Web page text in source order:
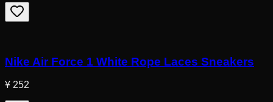
Nike Air Force 1 White Rope Laces Sneakers
¥ 252